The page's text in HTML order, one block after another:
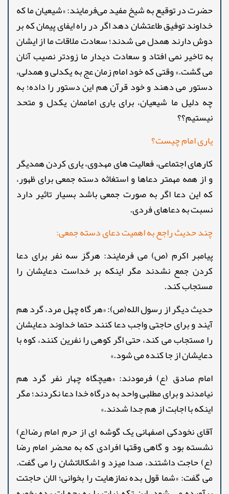
حضرت در توقیع به شیخ مفید می‌فرمایند: «شیعیان ما که
خداوند توفیق طاعتشان دهد اگر در راه ایفای پیمان که بر
دوش دارند همدل می شدند؛ سعادت ملاقات ما از ایشان
به تاخیر نمی افتاد و سعادت دیدار ما زودتر نصیب آنان
می گشت.» وقتی که خود امام زمان عج به یکدلی و همدلی،
دستور می دهند و خود قرآن هم این دستور را داده؛ به
چه دلیل ما شیعیان، برای یاری اماممان یکدل و متحد
نیستیم؟؟
یاری امام چیست؟
کارهای اجتماعی، فعالیت های مهدوی، یاری کردن همدیگر
و از همه مهمتر دعاها و استغاثه دسته جمعی برای ظهور،
که این دعا اگر به صورت جمعی باشد بسیار تاثیر دارد
نسبت به دعاهای فردی.
چند حدیث راجع به اهمیت دعای دسته جمعی:
پیامبر اکرم (ص) می فرمایند: هرگز سه نفر برای دعا
کردن جمع نشدند مگر اینکه بر خداست دعایشان را
مستجاب کند.
حدیث دیگر از رسول الله(ص): «هر گاه چهل مرد، گرد هم
آیند و برای حاجتی واجب دعا کنند حتما خداوند دعایشان
را مستجاب می کند، حتی اگر کوهی را نفرین کنند، کوه با
دعایشان از جا کنده می شود.»
امام صادق (ع) فرمودند: «هیچگاه چهار نفر گرد هم
نیامدند و برای مطلبی واحد به درگاه خدا دعا نکردند؛ مگر
اینکه با اجابت از هم جدا شدند.»
آقای نخودکی اصفهانی یک گوشه ای از حرم امام رضا(ع)
نشسته بود و گاهی وقتها افرادی که به محضر امام رضا
(ع) حاجت داشتند، صدا میزد و اشکالاتشان را می گفت.
می گفت: «شما قول بده نمازهایت را بخوانی؛ الان حاجتت